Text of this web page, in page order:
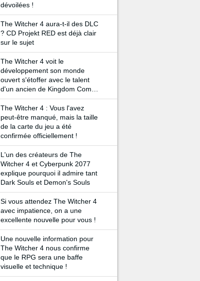
dévoilées !
The Witcher 4 aura-t-il des DLC
? CD Projekt RED est déjà clair
sur le sujet
The Witcher 4 voit le
développement son monde
ouvert s'étoffer avec le talent
d'un ancien de Kingdom Come
Deliverance 2
The Witcher 4 : Vous l'avez
peut-être manqué, mais la taille
de la carte du jeu a été
confirmée officiellement !
L'un des créateurs de The
Witcher 4 et Cyberpunk 2077
explique pourquoi il admire tant
Dark Souls et Demon's Souls
Si vous attendez The Witcher 4
avec impatience, on a une
excellente nouvelle pour vous !
Une nouvelle information pour
The Witcher 4 nous confirme
que le RPG sera une baffe
visuelle et technique !